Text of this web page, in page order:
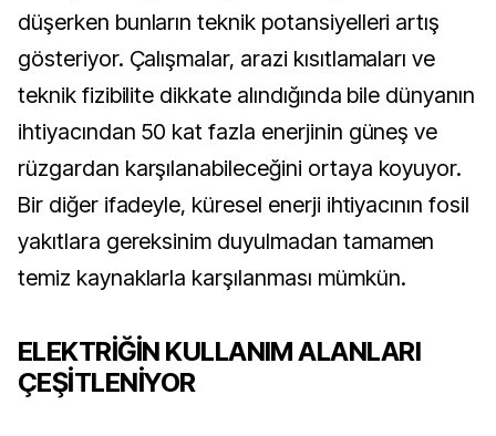
düşerken bunların teknik potansiyelleri artış
gösteriyor. Çalışmalar, arazi kısıtlamaları ve
teknik fizibilite dikkate alındığında bile dünyanın
ihtiyacından 50 kat fazla enerjinin güneş ve
rüzgardan karşılanabileceğini ortaya koyuyor.
Bir diğer ifadeyle, küresel enerji ihtiyacının fosil
yakıtlara gereksinim duyulmadan tamamen
temiz kaynaklarla karşılanması mümkün.
ELEKTRİĞİN KULLANIM ALANLARI
ÇEŞİTLENİYOR